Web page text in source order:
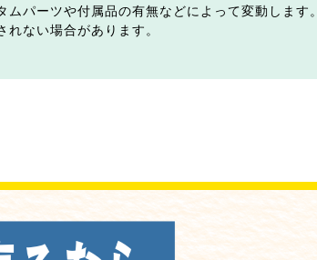
パーツや付属品の有無などによって変動します。
ない場合があります。